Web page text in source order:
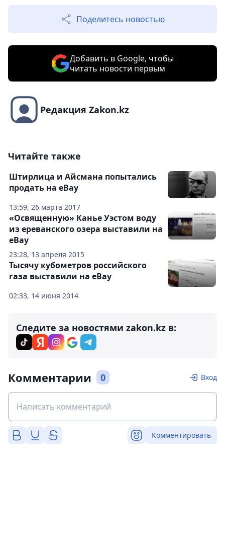
Поделитесь новостью
Добавить в Google, чтобы
читать новости первым
Редакция Zakon.kz
Читайте также
13:59, 26 марта 2017
Штирлица и Айсмана попытались
продать на eBay
23:28, 13 апреля 2015
«Освященную» Канье Уэстом воду
из ереванского озера выставили на
eBay
02:33, 14 июня 2014
Тысячу кубометров российского
газа выставили на eBay
Следите за новостями zakon.kz в:
Комментарии 0 Вход
Комментировать